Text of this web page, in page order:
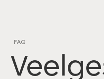
FAQ